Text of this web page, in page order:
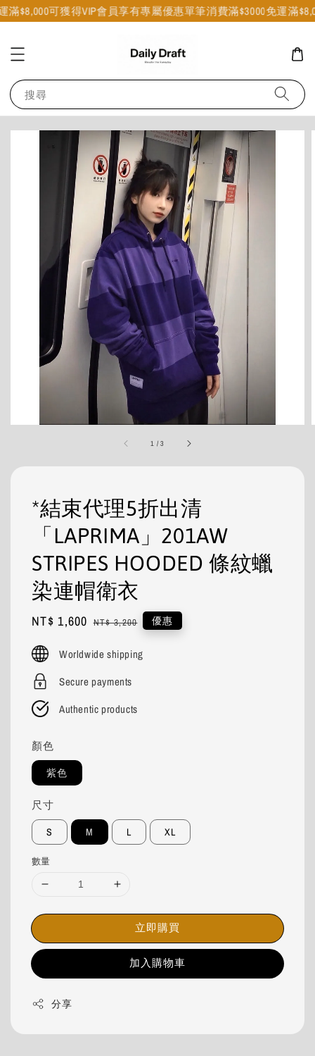
滿$8,000可獲得VIP會員享有專屬優惠單筆消費滿$3000免運滿
搜尋
1 /3
*結束代理5折出清
「LAPRIMA」201AW
STRIPES HOODED 條紋蠟
染連帽衛衣
Sale
NT$ 1,600 Regular
NT$ 3,200 優惠
Worldwide shipping
Secure payments
Authentic products
顏色
紫色
尺寸
S M L XL
數量
立即購買
加入購物車
分享